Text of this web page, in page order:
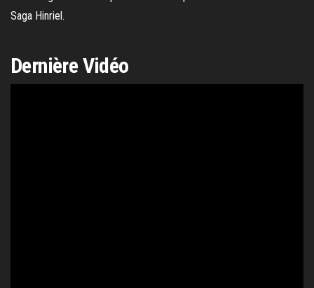
Saga Hinriel.
Dernière Vidéo